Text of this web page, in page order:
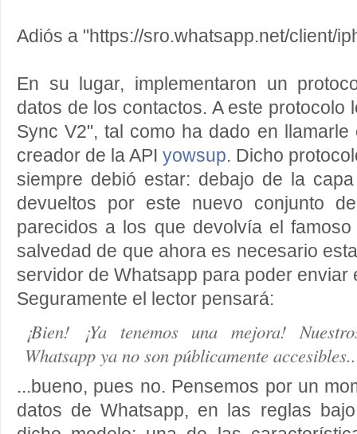
Adiós a "https://sro.whatsapp.net/client/
En su lugar, implementaron un
datos de los contactos. A este protocolo
Sync V2", tal como ha dado en
creador de la API yowsup. Dicho
siempre debió estar: debajo de la
devueltos por este nuevo conjunto
parecidos a los que devolvía el
salvedad de que ahora es necesario
servidor de Whatsapp para poder enviar
Seguramente el lector pensará:
¡Bien! ¡Ya tenemos una mejora!
Whatsapp ya no son públicamente
...bueno, pues no. Pensemos por un
datos de Whatsapp, en las reglas